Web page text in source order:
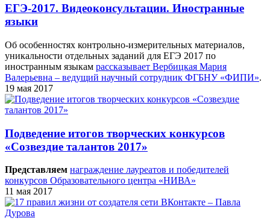
ЕГЭ-2017. Видеоконсультации. Иностранные
языки
Об особенностях контрольно-измерительных материалов,
уникальности отдельных заданий для ЕГЭ 2017 по
иностранным языкам рассказывает Вербицкая Мария
Валерьевна – ведущий научный сотрудник ФГБНУ «ФИПИ».
19 мая 2017
Подведение итогов творческих конкурсов
«Созвездие талантов 2017»
Представляем награждение лауреатов и победителей
конкурсов Образовательного центра «НИВА»
11 мая 2017